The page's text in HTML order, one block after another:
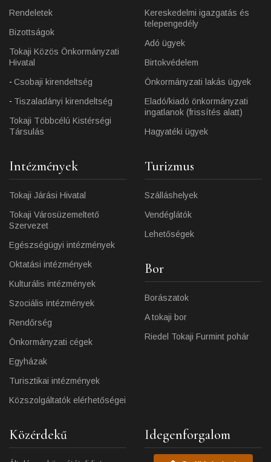
Rendeletek
Bizottságok
Tokaji Közös Önkormányzati
Hivatal
Csobaji kirendeltség
Tiszaladányi kirendeltség
Tokaji Többcélú Kistérségi
Társulás
Kereskedelmi igazgatás és
telepengedély
Adó ügyek
Birtokvédelem
Önkormányzati lakás ügyek
Eladó/kiadó önkormányzati
ingatlanok (frissítés alatt)
Hagyatéki ügyek
Intézmények
Tokaji Járási Hivatal
Tokaji Városüzemeltető
Szervezet
Egészségügyi intézmények
Oktatási intézmények
Kulturális intézmények
Szociális intézmények
Rendőrség
Önkormányzati cégek
Egyházak
Turisztikai intézmények
Közszolgáltatók elérhetőségei
Turizmus
Szálláshelyek
Vendéglátók
Lehetőségek
Bor
Borászatok
A tokaji bor
Riedel Tokaji Furmint pohár
Közérdekű Idegenforgalom